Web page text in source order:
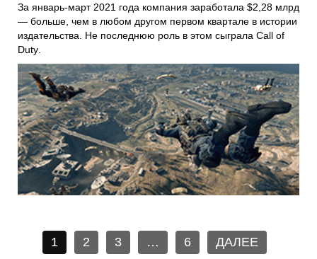
За январь-март 2021 года компания заработала $2,28 млрд
— больше, чем в любом другом первом квартале в истории
издательства. Не последнюю роль в этом сыграла Call of
Duty.
1 2 3 … 6 ДАЛЕЕ